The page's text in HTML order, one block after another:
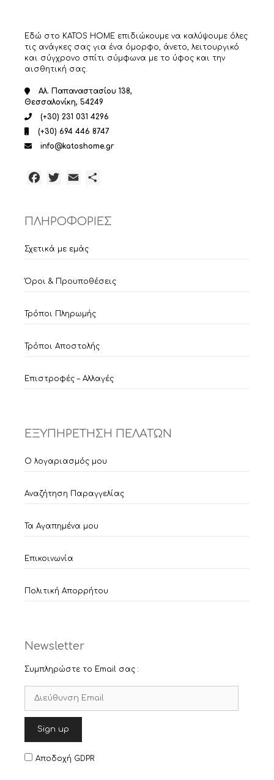
Εδώ στο KATOS HOME επιδιώκουμε να καλύψουμε όλες
τις ανάγκες σας για ένα όμορφο, άνετο, λειτουργικό
και σύγχρονο σπίτι σύμφωνα με το ύφος και την
αισθητική σας.
Αλ. Παπαναστασίου 138,
Θεσσαλονίκη, 54249
(+30) 231 031 4296
(+30) 694 446 8747
info@katoshome.gr
Facebook
TwitterEmail
ΠΛΗΡΟΦΟΡΙΕΣ
Σχετικά με εμάς
Όροι & Προυποθέσεις
Τρόποι Πληρωμής
Τρόποι Αποστολής
Επιστροφές – Αλλαγές
ΕΞΥΠΗΡΕΤΗΣΗ ΠΕΛΑΤΩΝ
Ο λογαριασμός μου
Αναζήτηση Παραγγελίας
Τα Αγαπημένα μου
Επικοινωνία
Πολιτική Απορρήτου
Newsletter
Συμπληρώστε το Email σας :
Αποδοχή GDPR